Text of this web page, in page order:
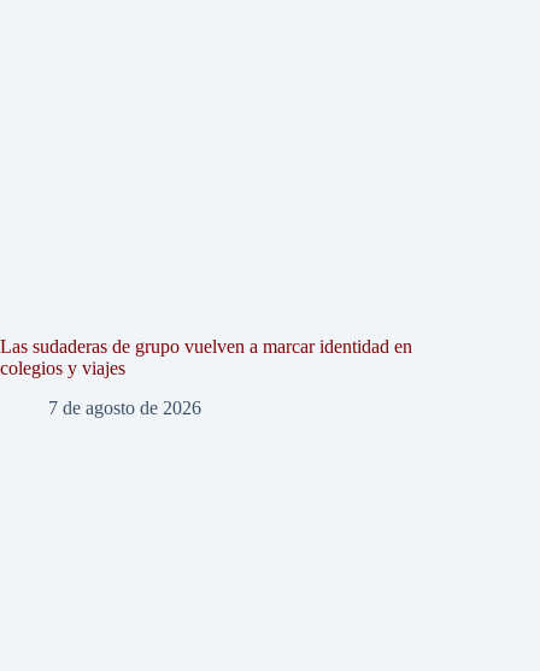
Las sudaderas de grupo vuelven a marcar identidad en
colegios y viajes
7 de agosto de 2026